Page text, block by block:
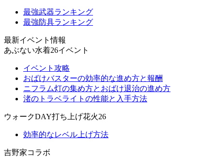
最強武器ランキング
最強防具ランキング
最新イベント情報
あぶない水着26イベント
イベント攻略
おばけバスターの効率的な進め方と報酬
ニフラム灯の集め方とおばけ退治の進め方
渚のトラベライトの性能と入手方法
ウォークDAY打ち上げ花火26
効率的なレベル上げ方法
吉野家コラボ